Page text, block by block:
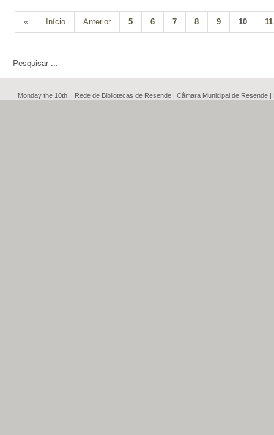
« Início Anterior 5 6 7 8 9 10 11
Monday the 10th. | Rede de Bibliotecas de Resende | Câmara Municipal de